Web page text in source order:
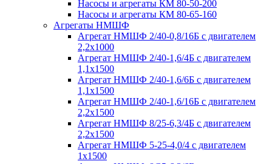
Насосы и агрегаты КМ 80-50-200
Насосы и агрегаты КМ 80-65-160
Агрегаты НМШФ
Агрегат НМШФ 2/40-0,8/16Б с двигателем
2,2х1000
Агрегат НМШФ 2/40-1,6/4Б с двигателем
1,1х1500
Агрегат НМШФ 2/40-1,6/6Б с двигателем
1,1х1500
Агрегат НМШФ 2/40-1,6/16Б с двигателем
2,2х1500
Агрегат НМШФ 8/25-6,3/4Б с двигателем
2,2х1500
Агрегат НМШФ 5-25-4,0/4 с двигателем
1х1500